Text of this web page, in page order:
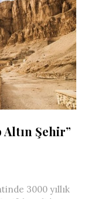
Altın Şehir”
3000 yıllık